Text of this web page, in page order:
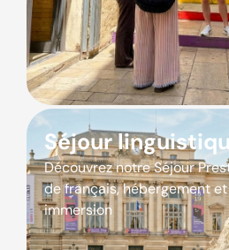
Séjour
Découvrez notre Séjour
de français, hébergement
immersion